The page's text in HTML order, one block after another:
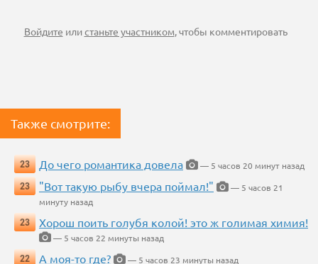
Войдите илистаньте участником, чтобы комментировать
Также смотрите:
23 До чего романтика довела
— 5 часов 20 минут назад
23
"Вот такую рыбу вчера поймал!"
— 5 часов 21
минуту назад
23
Хорош поить голубя колой! это ж голимая химия!
— 5 часов 22 минуты назад
22
А моя-то где?
— 5 часов 23 минуты назад